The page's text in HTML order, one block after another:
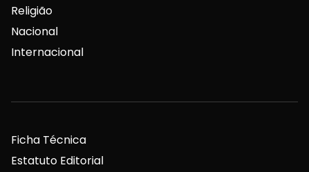
Religião
Nacional
Internacional
Ficha Técnica
Estatuto Editorial